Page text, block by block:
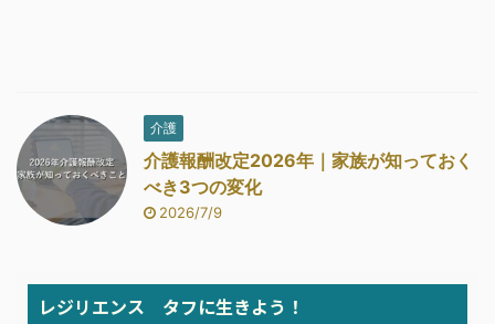
介護
介護報酬改定2026年｜家族が知っておく
べき3つの変化
2026/7/9
レジリエンス タフに生きよう！